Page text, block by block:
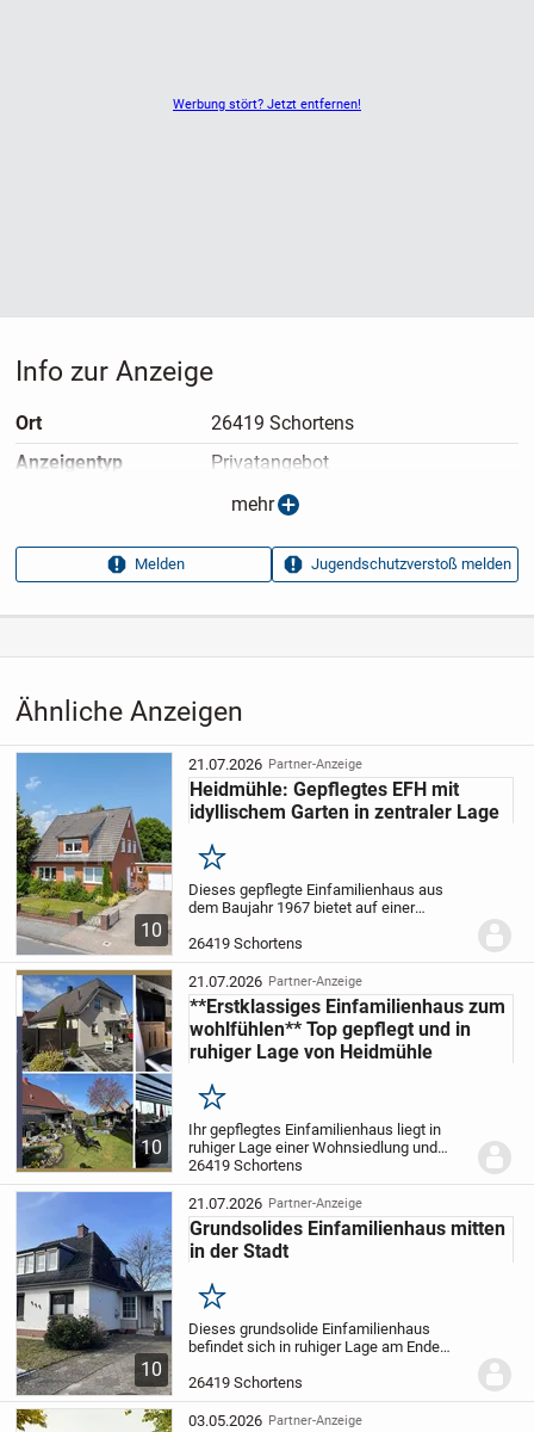
Werbung stört? Jetzt entfernen!
Ähnliche Anzeigen
10
21.07.2026 Partner-Anzeige
Heidmühle: Gepflegtes EFH mit
idyllischem Garten in zentraler Lage
Merken
Dieses gepflegte Einfamilienhaus aus
dem Baujahr 1967 bietet auf einer
großzügigen Grundstücksfläche von ca.
824 m² ein überzeugendes Zuhause für
Familien oder...
26419 Schortens
10
21.07.2026 Partner-Anzeige
**Erstklassiges Einfamilienhaus zum
wohlfühlen** Top gepflegt und in
ruhiger Lage von Heidmühle
Merken
Ihr gepflegtes Einfamilienhaus liegt in
ruhiger Lage einer Wohnsiedlung und
empfängt Sie beim betreten direkt mit
Wärme und Gemütlichkeit.Schon beim
Betreten des Hauses empfängt Sie eine
großzügige...
26419 Schortens
10
21.07.2026 Partner-Anzeige
Grundsolides Einfamilienhaus mitten
in der Stadt
Merken
Dieses grundsolide Einfamilienhaus
befindet sich in ruhiger Lage am Ende
Heidmühle. Sämtliche Dinge des
täglichen Bedarfs sind fußläufig
erreichbar.Das Haus...
26419 Schortens
03.05.2026 Partner-Anzeige
Info zur Anzeige
Ort
26419 Schortens
Anzeigen­typ
Privatangebot
11.05.2026
Aufrufe dieser
11
mehr
Melden Jugendschutzverstoß melden